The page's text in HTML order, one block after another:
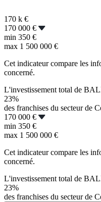
170 k €
170 000 €
min 350 €
max 1 500 000 €
Cet indicateur compare les
concerné.
L'investissement total de
23%
des franchises du secteur de
170 000 €
min 350 €
max 1 500 000 €
Cet indicateur compare les
concerné.
L'investissement total de
23%
des franchises du secteur de